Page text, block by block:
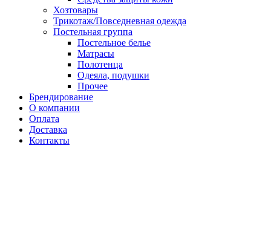
Хозтовары
Трикотаж/Повседневная одежда
Постельная группа
Постельное белье
Матрасы
Полотенца
Одеяла, подушки
Прочее
Брендирование
О компании
Оплата
Доставка
Контакты